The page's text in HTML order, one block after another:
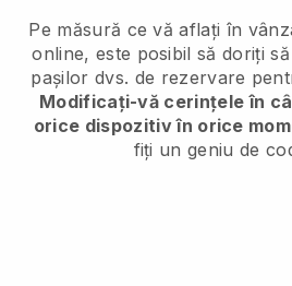
Pe măsură ce vă aflați în
online, este posibil să doriți
pașilor dvs. de rezervare
Modificați-vă cerințele în
orice dispozitiv în orice
fiți un geniu de